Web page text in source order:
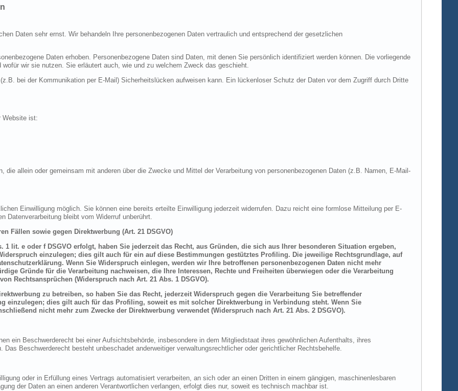
Daten sehr ernst. Wir behandeln Ihre personenbezogenen Daten vertraulich und entsprechend der gesetzlichen
Daten erhoben. Personenbezogene Daten sind Daten, mit denen Sie persönlich identifiziert werden können. Die vorliegende
wir sie nutzen. Sie erläutert auch, wie und zu welchem Zweck das geschieht.
bei der Kommunikation per E-Mail) Sicherheitslücken aufweisen kann. Ein lückenloser Schutz der Daten vor dem Zugriff durch Dritte
Website ist:
allein oder gemeinsam mit anderen über die Zwecke und Mittel der Verarbeitung von personenbezogenen Daten (z.B. Namen, E-Mail-
Einwilligung möglich. Sie können eine bereits erteilte Einwilligung jederzeit widerrufen. Dazu reicht eine formlose Mitteilung per E-
Datenverarbeitung bleibt vom Widerruf unberührt.
Fällen sowie gegen Direktwerbung (Art. 21 DSGVO)
1 lit. e oder f DSGVO erfolgt, haben Sie jederzeit das Recht, aus Gründen, die sich aus Ihrer besonderen Situation ergeben,
einzulegen; dies gilt auch für ein auf diese Bestimmungen gestütztes Profiling. Die jeweilige Rechtsgrundlage, auf
Wenn Sie Widerspruch einlegen, werden wir Ihre betroffenen personenbezogenen Daten nicht mehr
Gründe für die Verarbeitung nachweisen, die Ihre Interessen, Rechte und Freiheiten überwiegen oder die Verarbeitung
Rechtsansprüchen (Widerspruch nach Art. 21 Abs. 1 DSGVO).
zu betreiben, so haben Sie das Recht, jederzeit Widerspruch gegen die Verarbeitung Sie betreffender
einzulegen; dies gilt auch für das Profiling, soweit es mit solcher Direktwerbung in Verbindung steht. Wenn Sie
nicht mehr zum Zwecke der Direktwerbung verwendet (Widerspruch nach Art. 21 Abs. 2 DSGVO).
ein Beschwerderecht bei einer Aufsichtsbehörde, insbesondere in dem Mitgliedstaat ihres gewöhnlichen Aufenthalts, ihres
Beschwerderecht besteht unbeschadet anderweitiger verwaltungsrechtlicher oder gerichtlicher Rechtsbehelfe.
oder in Erfüllung eines Vertrags automatisiert verarbeiten, an sich oder an einen Dritten in einem gängigen, maschinenlesbaren
der Daten an einen anderen Verantwortlichen verlangen, erfolgt dies nur, soweit es technisch machbar ist.